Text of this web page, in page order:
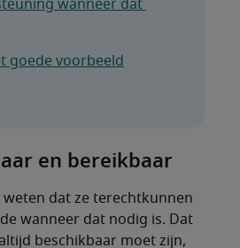
wanneer dat
goede voorbeeld
en bereikbaar
dat ze terechtkunnen
wanneer dat nodig is. Dat
beschikbaar moet zijn,